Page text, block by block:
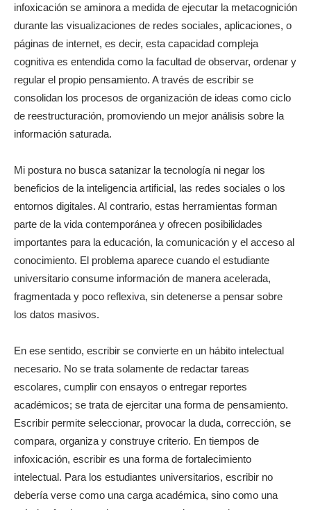
infoxicación se aminora a medida de ejecutar la metacognición
durante las visualizaciones de redes sociales, aplicaciones, o
páginas de internet, es decir, esta capacidad compleja
cognitiva es entendida como la facultad de observar, ordenar y
regular el propio pensamiento. A través de escribir se
consolidan los procesos de organización de ideas como ciclo
de reestructuración, promoviendo un mejor análisis sobre la
información saturada.
Mi postura no busca satanizar la tecnología ni negar los
beneficios de la inteligencia artificial, las redes sociales o los
entornos digitales. Al contrario, estas herramientas forman
parte de la vida contemporánea y ofrecen posibilidades
importantes para la educación, la comunicación y el acceso al
conocimiento. El problema aparece cuando el estudiante
universitario consume información de manera acelerada,
fragmentada y poco reflexiva, sin detenerse a pensar sobre
los datos masivos.
En ese sentido, escribir se convierte en un hábito intelectual
necesario. No se trata solamente de redactar tareas
escolares, cumplir con ensayos o entregar reportes
académicos; se trata de ejercitar una forma de pensamiento.
Escribir permite seleccionar, provocar la duda, corrección, se
compara, organiza y construye criterio. En tiempos de
infoxicación, escribir es una forma de fortalecimiento
intelectual. Para los estudiantes universitarios, escribir no
debería verse como una carga académica, sino como una